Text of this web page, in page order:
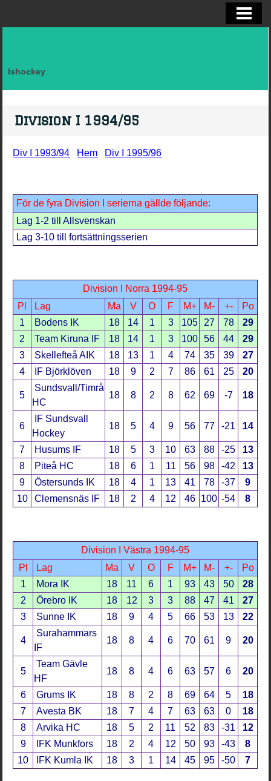
KONTAKTA
Ishockey
Division I 1994/95
Div I 1993/94 Hem Div I 1995/96
För de fyra Division I serierna gällde följande:
Lag 1-2 till Allsvenskan
Lag 3-10 till fortsättningsserien
Division I Norra 1994-95
Pl
Lag Ma V O F M+ M- +-
Po
1
Bodens IK 18 14 1 3 105 27 78
29
2
Team Kiruna IF 18 14 1 3 100 56 44
29
3
Skellefteå AIK 18 13 1 4 74 35 39
27
4
IF Björklöven 18 9 2 7 86 61 25 20
5
Sundsvall/Timrå
HC
18 8 2 8 62 69 -7 18
6
IF Sundsvall
Hockey
18 5 4 9 56 77 -21 14
7 Husums IF 18 5 3 10 63 88 -25
13
8
Piteå HC 18 6 1 11 56 98 -42
13
9
Östersunds IK 18 4 1 13 41 78 -37
9
10
Clemensnäs IF 18 2 4 12 46 100 -54 8
Division I Västra 1994-95
Pl
Lag Ma V O F M+ M- +-
Po
1
Mora IK 18 11 6 1 93 43 50
28
2
Örebro IK 18 12 3 3 88 47 41
27
3
Sunne IK 18 9 4 5 66 53 13 22
4
Surahammars
IF
18 8 4 6 70 61 9 20
5
Team Gävle
HF
18 8 4 6 63 57 6 20
6 Grums IK 18 8 2 8 69 64 5
18
7
Avesta BK 18 7 4 7 63 63 0
18
8
Arvika HC 18 5 2 11 52 83 -31
12
9
IFK Munkfors 18 2 4 12 50 93 -43
8
10
IFK Kumla IK 18 3 1 14 45 95 -50 7